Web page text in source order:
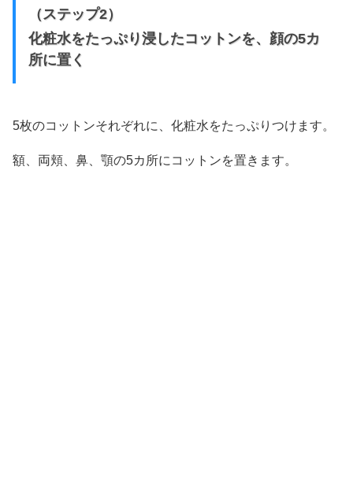
（ステップ2）
化粧水をたっぷり浸したコットンを、顔の5カ
所に置く
5枚のコットンそれぞれに、化粧水をたっぷりつけます。
額、両頬、鼻、顎の5カ所にコットンを置きます。